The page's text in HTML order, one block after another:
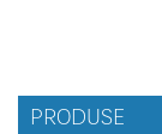
PRODUSE